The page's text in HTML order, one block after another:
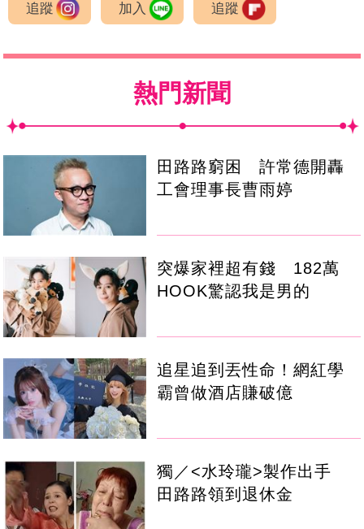
追蹤 加入 追蹤
熱門新聞
田路路窮困 許常德開轟
工會理事長曹雨婷
突爆家裡超有錢 182萬
HOOK驚認我是男的
追星追到丟性命！網紅學
霸曾做酒店賺破億
獨／<水玲瓏>製作出手
田路路領到退休金